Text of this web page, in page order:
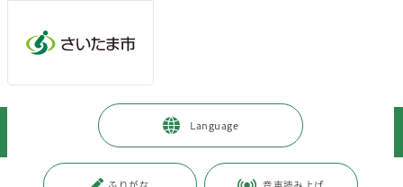
Language
ふりがな 音声読み上げ
健康・医療・福祉 > 健康・医療
インフルエンザ・感染症
避難所の感染症予防
ページ番号：J000692